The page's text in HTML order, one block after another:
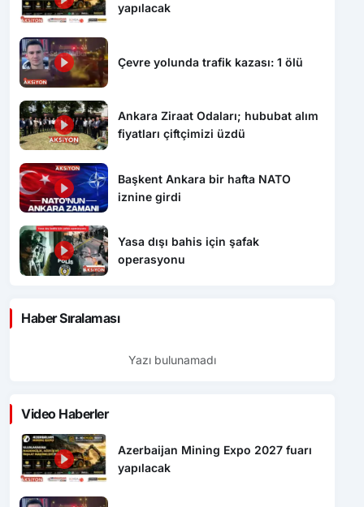
yapılacak
Çevre yolunda trafik kazası: 1 ölü
Ankara Ziraat Odaları; hububat alım
fiyatları çiftçimizi üzdü
Başkent Ankara bir hafta NATO
iznine girdi
Yasa dışı bahis için şafak
operasyonu
Haber Sıralaması
Yazı bulunamadı
Video Haberler
Azerbaijan Mining Expo 2027 fuarı
yapılacak